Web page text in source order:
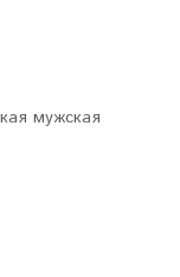
мужская